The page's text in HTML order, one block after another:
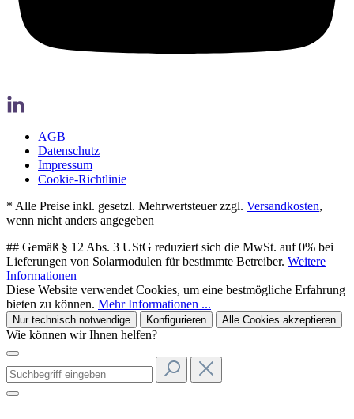
AGB
Datenschutz
Impressum
Cookie-Richtlinie
* Alle Preise inkl. gesetzl. Mehrwertsteuer zzgl. Versandkosten,
wenn nicht anders angegeben
## Gemäß § 12 Abs. 3 UStG reduziert sich die MwSt. auf 0% bei
Lieferungen von Solarmodulen für bestimmte Betreiber. Weitere
Informationen
Diese Website verwendet Cookies, um eine bestmögliche Erfahrung
bieten zu können. Mehr Informationen ...
Nur technisch notwendige Konfigurieren Alle Cookies akzeptieren
Wie können wir Ihnen helfen?